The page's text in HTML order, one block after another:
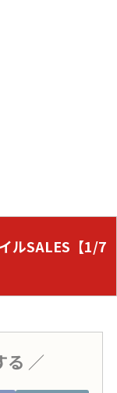
ルSALES【1/7
る ／